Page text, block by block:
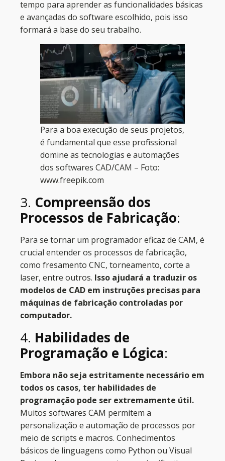
tempo para aprender as funcionalidades básicas
e avançadas do software escolhido, pois isso
formará a base do seu trabalho.
Para a boa execução de seus projetos,
é fundamental que esse profissional
domine as tecnologias e automações
dos softwares CAD/CAM – Foto:
www.freepik.com
3. Compreensão dos
Processos de Fabricação:
Para se tornar um programador eficaz de CAM, é
crucial entender os processos de fabricação,
como fresamento CNC, torneamento, corte a
laser, entre outros. Isso ajudará a traduzir os
modelos de CAD em instruções precisas para
máquinas de fabricação controladas por
computador.
4. Habilidades de
Programação e Lógica:
Embora não seja estritamente necessário em
todos os casos, ter habilidades de
programação pode ser extremamente útil.
Muitos softwares CAM permitem a
personalização e automação de processos por
meio de scripts e macros. Conhecimentos
básicos de linguagens como Python ou Visual